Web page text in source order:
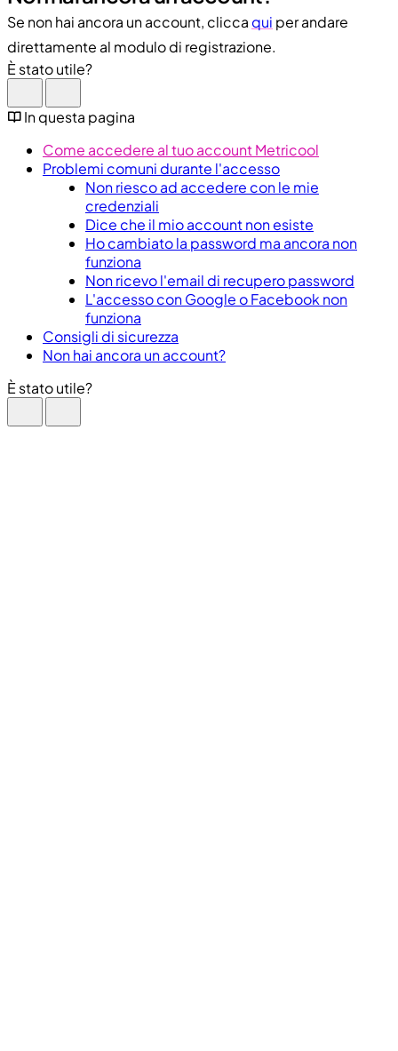
Se non hai ancora un account, clicca qui per andare
direttamente al modulo di registrazione.
È stato utile?
In questa pagina
Come accedere al tuo account Metricool
Problemi comuni durante l'accesso
Non riesco ad accedere con le mie
credenziali
Dice che il mio account non esiste
Ho cambiato la password ma ancora non
funziona
Non ricevo l'email di recupero password
L'accesso con Google o Facebook non
funziona
Consigli di sicurezza
Non hai ancora un account?
È stato utile?